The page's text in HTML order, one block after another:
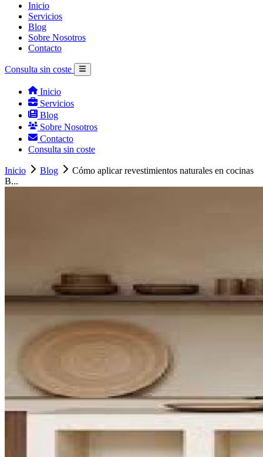
Inicio
Servicios
Blog
Sobre Nosotros
Contacto
Consulta sin coste
Inicio
Servicios
Blog
Sobre Nosotros
Contacto
Consulta sin coste
Inicio Blog
Cómo aplicar revestimientos naturales en cocinas
B...